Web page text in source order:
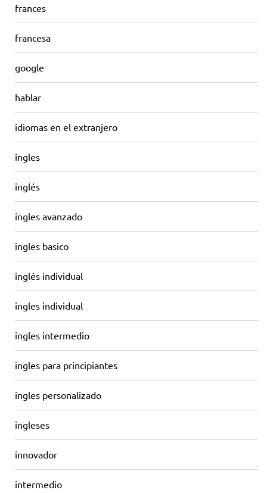
frances
francesa
google
hablar
idiomas en el extranjero
ingles
inglés
ingles avanzado
ingles basico
inglés individual
ingles individual
ingles intermedio
ingles para principiantes
ingles personalizado
ingleses
innovador
intermedio